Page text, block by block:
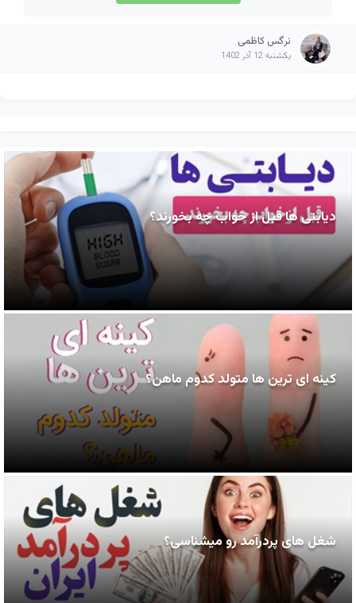
نرگس کاظمی
یکشنبه 12 آذر 1402
دیابتی ها قبل از خواب چه بخورند؟
کینه ای ترین ها متولد کدوم ماهن؟
شغل های پردرآمد رو میشناسی؟